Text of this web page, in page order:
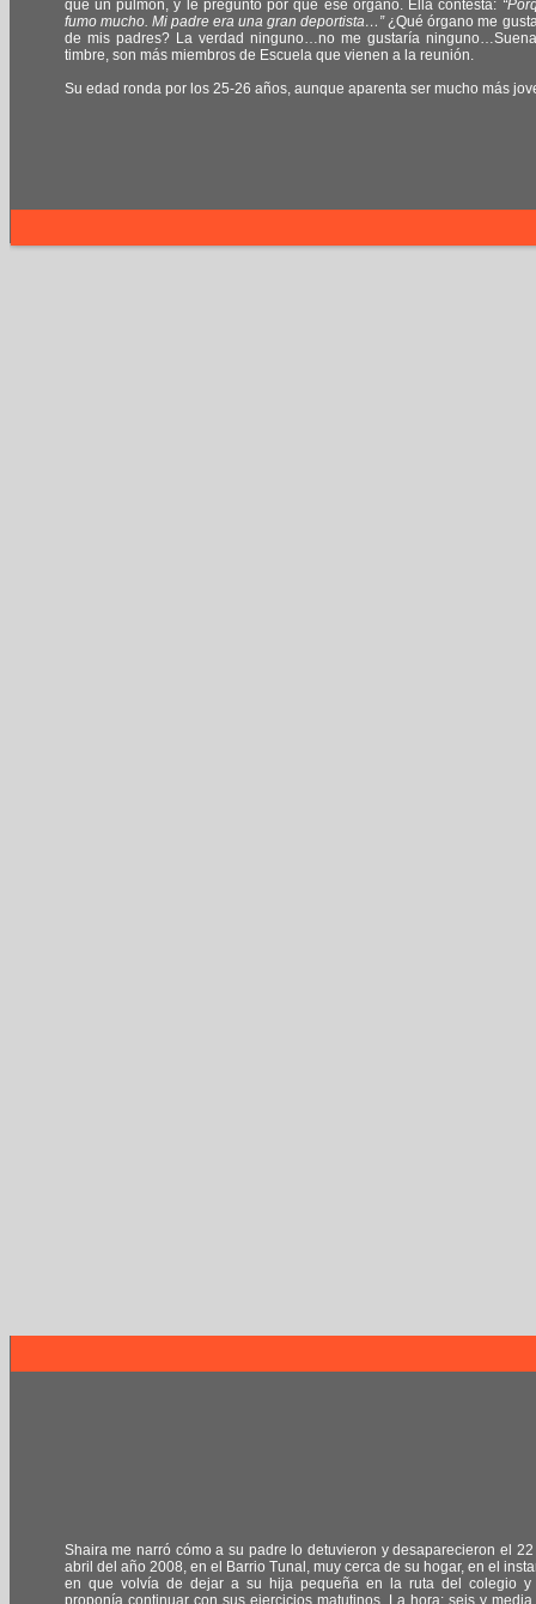
que un pulmón, y le pregunto por qué ese órgano. Ella contesta:
fumo mucho. Mi padre era una gran deportista…”¿Qué órgano me
de mis padres? La verdad ninguno…no me gustaría
timbre, son más miembros de Escuela que vienen a la reunión.
Su edad ronda por los 25-26 años, aunque aparenta ser mucho más
Shaira me narró cómo a su padre lo detuvieron y desaparecieron el
abril del año 2008, en el Barrio Tunal, muy cerca de su hogar, en el
en que volvía de dejar a su hija pequeña en la ruta del colegio y
proponía continuar con sus ejercicios matutinos. La hora: seis y